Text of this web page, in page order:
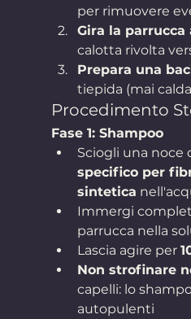
per rimuovere
Gira la parrucca
calotta rivolta
Prepara una
tiepida (mai
Procedimento
Fase 1: Shampoo
Sciogli una noce
specifico per
sintetica
Immergi
parrucca nella
Lascia agire per
Non strofinare
capelli: lo
autopulenti